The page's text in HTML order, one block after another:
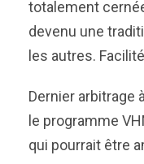
totalement
devenu une
les autres.
Dernier arbitrage
le programme
qui pourrait être